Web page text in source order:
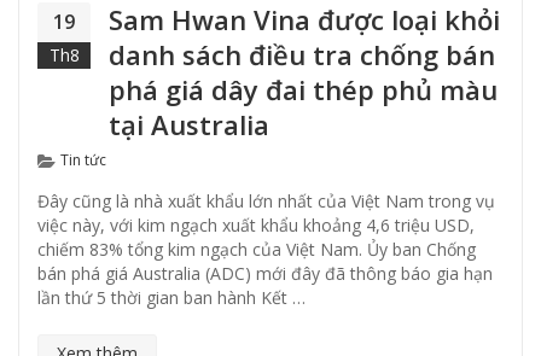
19
Th8
Sam Hwan Vina được loại khỏi
danh sách điều tra chống bán
phá giá dây đai thép phủ màu
tại Australia
Categories
Tin tức
Đây cũng là nhà xuất khẩu lớn nhất của Việt Nam trong vụ
việc này, với kim ngạch xuất khẩu khoảng 4,6 triệu USD,
chiếm 83% tổng kim ngạch của Việt Nam. Ủy ban Chống
bán phá giá Australia (ADC) mới đây đã thông báo gia hạn
lần thứ 5 thời gian ban hành Kết …